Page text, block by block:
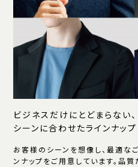
ビジネスだけにとどまらない、
シーンに合わせたラインナップ
お客様のシーンを想像し、最適な
ンナップをご用意しています。品